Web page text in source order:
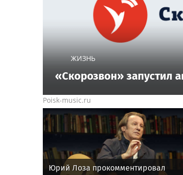
ЖИЗНЬ
«Скорозвон» запустил
Poisk-music.ru
Юрий Лоза прокомментировал